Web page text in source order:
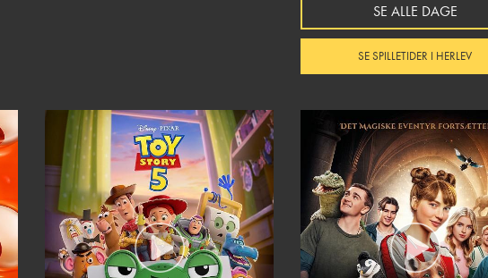
SE ALLE DAGE
SE SPILLETIDER I HERLEV